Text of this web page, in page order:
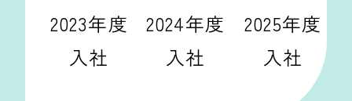
2023年度
入社
2024年度
入社
2025年度
入社